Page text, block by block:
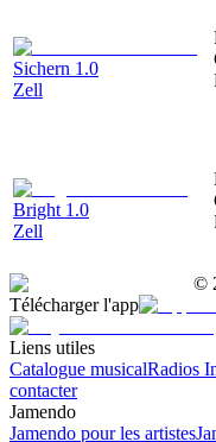
Sichern 1.0
Zell
Bright 1.0
Zell
©
Télécharger l'app
Liens utiles
Catalogue musicalRadios
contacter
Jamendo
Jamendo pour les artistes